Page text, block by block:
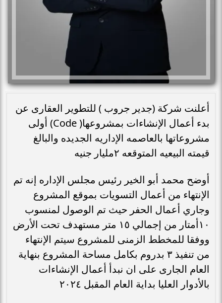
أعلنت شركة (جدير جروب ) للتطوير العقارى عن
بدء أعمال الإنشاءات بمشروعها( Code) أولى
مشروعاتها بالعاصمه الإداريه الجديده والبالغ
قيمته البيعيه المتوقعه ٢مليار جنيه
أوضح محمد أبو الخير رئيس مجلس الإداره إنه تم
الإنتهاء من أعمال التسويات بموقع المشروع
وجاري أعمال الحفر حيث تم الوصول لمنسوب
١٠أمتار من إجمالي ١٥ متر مستهدف تحت الأرض
ووفقا للمخطط الزمنى للمشروع سيتم الإنتهاء
من تنفيذ ٣ بدروم بكامل مساحة المشروع بنهاية
العام الجارى على ان نبدأ أعمال الإنشاءات
بالأدوار العليا بداية العام المقبل ٢٠٢٤